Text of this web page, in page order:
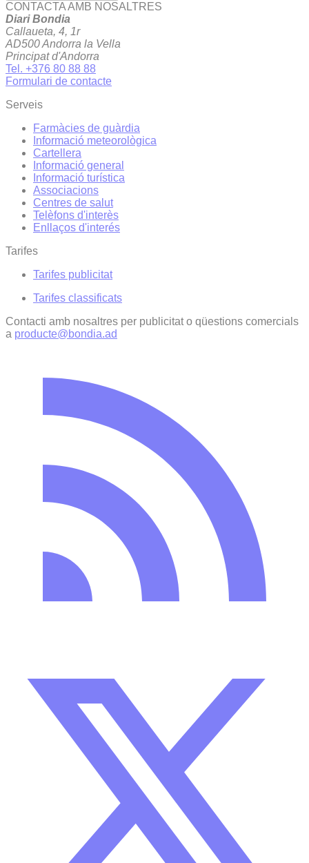
CONTACTA AMB NOSALTRES
Diari Bondia
Callaueta, 4, 1r
AD500 Andorra la Vella
Principat d'Andorra
Tel. +376 80 88 88
Formulari de contacte
Serveis
Farmàcies de guàrdia
Informació meteorològica
Cartellera
Informació general
Informació turística
Associacions
Centres de salut
Telèfons d'interès
Enllaços d'interés
Tarifes
Tarifes publicitat
Tarifes classificats
Contacti amb nosaltres per publicitat o qüestions comercials
a producte@bondia.ad